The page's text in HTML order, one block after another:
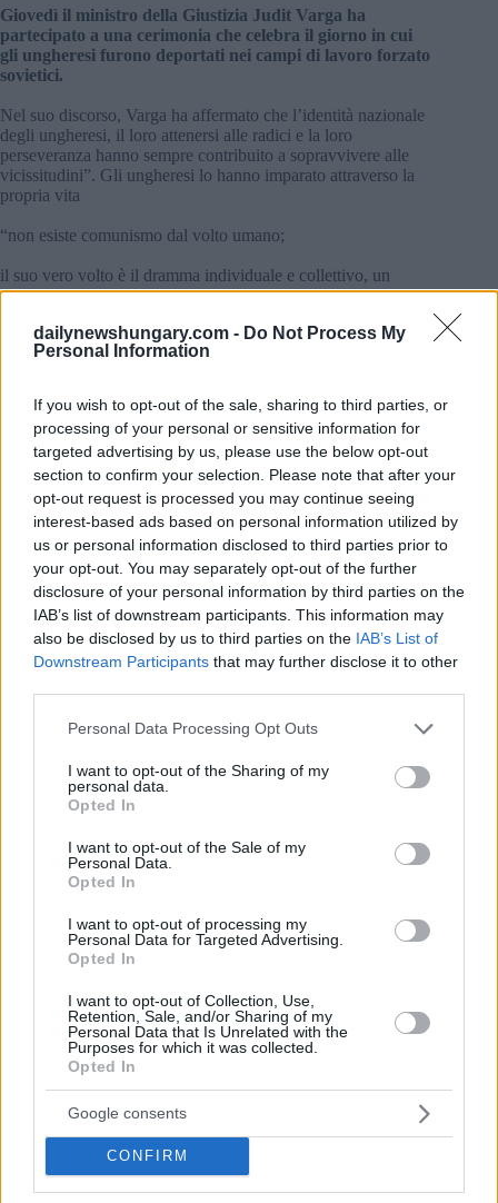
dailynewshungary.com - Do Not Process My
Personal Information
If you wish to opt-out of the sale, sharing to third parties, or
processing of your personal or sensitive information for
targeted advertising by us, please use the below opt-out
section to confirm your selection. Please note that after your
opt-out request is processed you may continue seeing
interest-based ads based on personal information utilized by
us or personal information disclosed to third parties prior to
your opt-out. You may separately opt-out of the further
disclosure of your personal information by third parties on the
IAB’s list of downstream participants. This information may
also be disclosed by us to third parties on the IAB’s List of
Downstream Participants that may further disclose it to other
Please note that this website/app uses one or more Google
not limited to your visit or usage behaviour. You may click to
grant or deny consent to Google and its third-party tags to
use your data for below specified purposes in below Google
consent section.
Personal Data Processing Opt Outs
I want to opt-out of the Sharing of my
personal data.
Opted In
I want to opt-out of the Sale of my
Personal Data.
Opted In
I want to opt-out of processing my
Personal Data for Targeted Advertising.
Opted In
I want to opt-out of Collection, Use,
Retention, Sale, and/or Sharing of my
Personal Data that Is Unrelated with the
Purposes for which it was collected.
Opted In
Google consents
CONFIRM
Giovedì il ministro della Giustizia Judit Varga ha
partecipato a una cerimonia che celebra il giorno in cui
gli ungheresi furono deportati nei campi di lavoro forzato
sovietici.
Nel suo discorso, Varga ha affermato che l’identità nazionale
degli ungheresi, il loro attenersi alle radici e la loro
perseveranza hanno sempre contribuito a sopravvivere alle
vicissitudini”. Gli ungheresi lo hanno imparato attraverso la
propria vita
“non esiste comunismo dal volto umano;
il suo vero volto è il dramma individuale e collettivo, un
terrore che si intreccia, che calpesta i diritti umani e i campi di
Fonte: MTI
anniversario ungheria
Leave a Reply
Your email address will not be published. Required fields are marked
Name*
Website
Save my name, email and website in this browser for the
Post Comment
I monumenti di Budapest